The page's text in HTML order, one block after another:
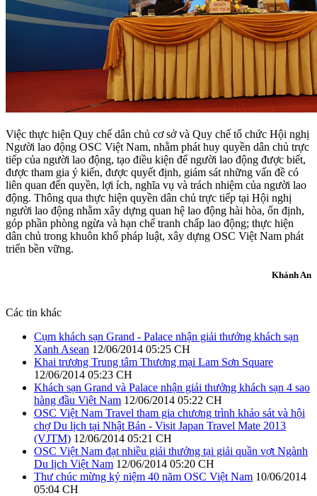
Việc thực hiện Quy chế dân chủ cơ sở và Quy chế tổ chức Hội nghị
Người lao động OSC Việt Nam, nhằm phát huy quyền dân chủ trực
tiếp của người lao động, tạo điều kiện để người lao động được biết,
được tham gia ý kiến, được quyết định, giám sát những vấn đề có
liên quan đến quyền, lợi ích, nghĩa vụ và trách nhiệm của người lao
động. Thông qua thực hiện quyền dân chủ trực tiếp tại Hội nghị
người lao động nhằm xây dựng quan hệ lao động hài hòa, ổn định,
góp phần phòng ngừa và hạn chế tranh chấp lao động; thực hiện
dân chủ trong khuôn khổ pháp luật, xây dựng OSC Việt Nam phát
triển bền vững.
Khánh An
Các tin khác
Cụm khách sạn Grand - Palace nhận giải thưởng khách sạn
Xanh Asean 12/06/2014 05:25 CH
Khai trương Trung tâm Thương mại Lam Sơn Square
12/06/2014 05:23 CH
Khách sạn Grand và Palace nhận giải thưởng khách sạn 4 sao
hàng đầu Việt Nam 12/06/2014 05:22 CH
OSC Việt Nam Travel tham gia chương trình khảo sát và hội
chợ Du lịch tại Nhật Bản - Visit Japan Travel Mate 2013
(VJTM) 12/06/2014 05:21 CH
OSC Việt Nam đạt nhiều giải thưởng tại giải quần vợt Ngành
Du lịch Việt Nam 12/06/2014 05:20 CH
Thư chúc mừng kỷ niệm 40 năm OSC Việt Nam 10/06/2014
05:04 CH